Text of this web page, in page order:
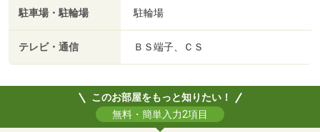
駐車場・駐輪場 駐輪場
テレビ・通信 ＢＳ端子、ＣＳ
このお部屋をもっと知りたい！
無料・簡単入力2項目